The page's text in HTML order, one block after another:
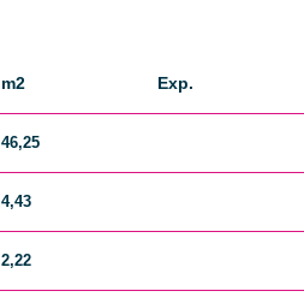
m2 Exp.
46,25
4,43
2,22